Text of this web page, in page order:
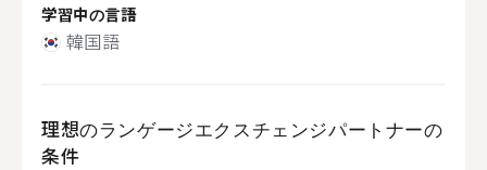
学習中の言語
韓国語
理想のランゲージエクスチェンジパートナーの
条件